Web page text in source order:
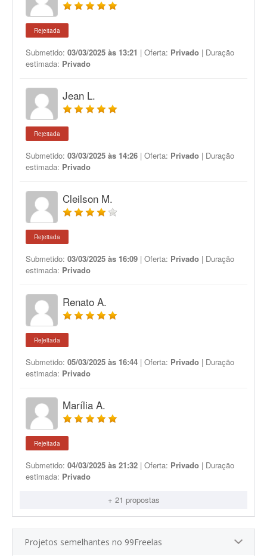
Rejeitada
Submetido: 03/03/2025 às 13:21 | Oferta: Privado | Duração
estimada: Privado
Jean L.
Rejeitada
Submetido: 03/03/2025 às 14:26 | Oferta: Privado | Duração
estimada: Privado
Cleilson M.
Rejeitada
Submetido: 03/03/2025 às 16:09 | Oferta: Privado | Duração
estimada: Privado
Renato A.
Rejeitada
Submetido: 05/03/2025 às 16:44 | Oferta: Privado | Duração
estimada: Privado
Marília A.
Rejeitada
Submetido: 04/03/2025 às 21:32 | Oferta: Privado | Duração
estimada: Privado
+ 21 propostas
Projetos semelhantes no 99Freelas